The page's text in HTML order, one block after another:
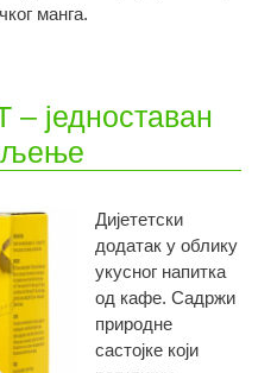
манга.
– једноставан
Дијететски
додатак у облику
укусног напитка
од кафе. Садржи
природне
састојке који